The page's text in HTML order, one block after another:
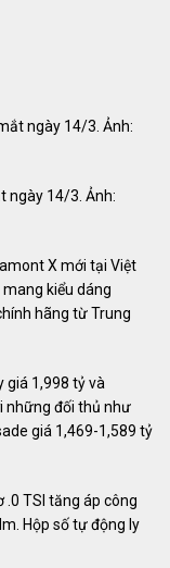
ngày 14/3. Ảnh:
X mới tại Việt
kiểu dáng
hãng từ Trung
giá 1,998 tỷ và
những đối thủ như
giá 1,469-1,589 tỷ
TSI tăng áp công
Hộp số tự động ly